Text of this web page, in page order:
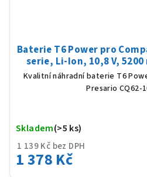
Baterie T6 Power pro
serie, Li-Ion, 10,8 V, 5200
Kvalitní náhradní baterie T6
Presario CQ62-
1 139 Kč bez DPH
1 378 Kč
Skladem(>5 ks)